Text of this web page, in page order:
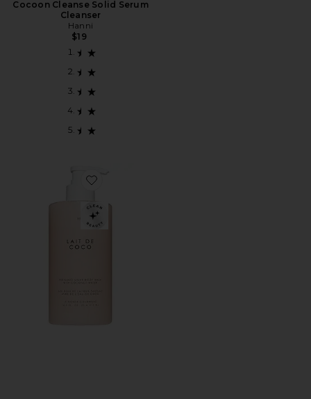
Cocoon Cleanse Solid Serum
Cleanser
Hanni
$19
Favorite SABONETE LÍQUIDO PERFUMADO E